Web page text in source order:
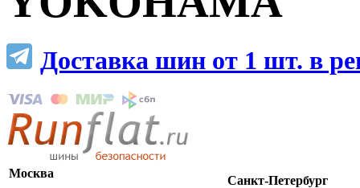
Доставка шин от 1 шт. в
Москва
Санкт-Петербург